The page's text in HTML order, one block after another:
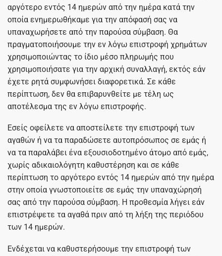
αργότερο εντός 14 ημερών από την ημέρα κατά την
οποία ενημερωθήκαμε για την απόφασή σας να
υπαναχωρήσετε από την παρούσα σύμβαση. Θα
πραγματοποιήσουμε την εν λόγω επιστροφή χρημάτων
χρησιμοποιώντας το ίδιο μέσο πληρωμής που
χρησιμοποιήσατε για την αρχική συναλλαγή, εκτός εάν
έχετε ρητά συμφωνήσει διαφορετικά. Σε κάθε
περίπτωση, δεν θα επιβαρυνθείτε με τέλη ως
αποτέλεσμα της εν λόγω επιστροφής.
Εσείς οφείλετε να αποστείλετε την επιστροφή των
αγαθών ή να τα παραδώσετε αυτοπρόσωπος σε εμάς ή
να τα παραλάβει ένα εξουσιοδοτημένο άτομο από εμάς,
χωρίς αδικαιολόγητη καθυστέρηση και σε κάθε
περίπτωση το αργότερο εντός 14 ημερών από την ημέρα
στην οποία γνωστοποιείτε σε εμάς την υπαναχώρησή
σας από την παρούσα σύμβαση. Η προθεσμία λήγει εάν
επιστρέψετε τα αγαθά πριν από τη λήξη της περιόδου
των 14 ημερών.
Ενδέχεται να καθυστερήσουμε την επιστροφή των